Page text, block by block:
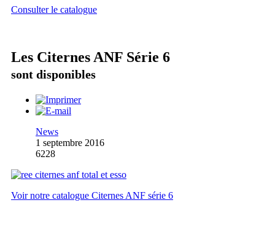
Consulter le catalogue
Les Citernes ANF Série 6
sont disponibles
News
1 septembre 2016
6228
Voir notre catalogue Citernes ANF série 6